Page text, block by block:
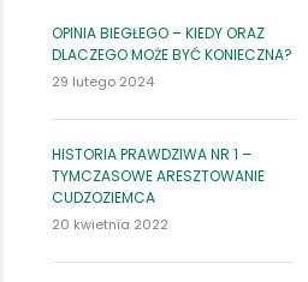
OPINIA BIEGŁEGO – KIEDY ORAZ
DLACZEGO MOŻE BYĆ KONIECZNA?
29 lutego 2024
HISTORIA PRAWDZIWA NR 1 –
TYMCZASOWE ARESZTOWANIE
CUDZOZIEMCA
20 kwietnia 2022